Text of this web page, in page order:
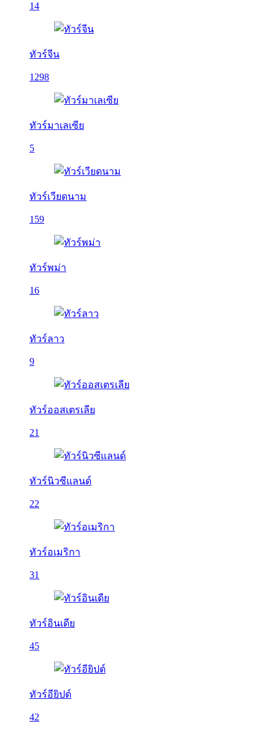
14
ทัวร์จีน
1298
ทัวร์มาเลเซีย
5
ทัวร์เวียดนาม
159
ทัวร์พม่า
16
ทัวร์ลาว
9
ทัวร์ออสเตรเลีย
21
ทัวร์นิวซีแลนด์
22
ทัวร์อเมริกา
31
ทัวร์อินเดีย
45
ทัวร์อียิปต์
42